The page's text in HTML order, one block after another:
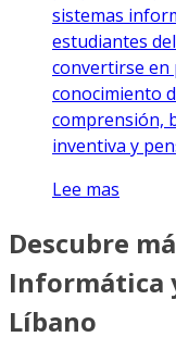
sistemas
estudiantes
convertirse en
conocimiento
comprensión,
inventiva y
Lee mas
Descubre
Informática
Líbano